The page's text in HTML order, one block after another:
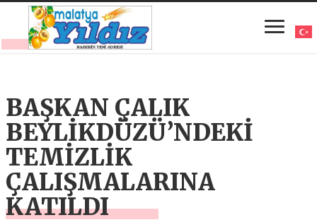
BAŞKAN ÇALIK
BEYLİKDÜZÜ’NDEKİ
TEMİZLİK
ÇALIŞMALARINA
KATILDI